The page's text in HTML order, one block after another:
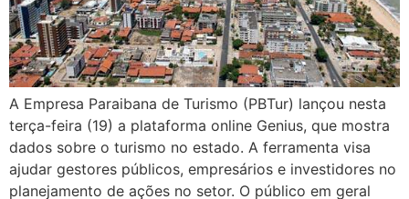
A Empresa Paraibana de Turismo (PBTur) lançou nesta
terça-feira (19) a plataforma online Genius, que mostra
dados sobre o turismo no estado. A ferramenta visa
ajudar gestores públicos, empresários e investidores no
planejamento de ações no setor. O público em geral